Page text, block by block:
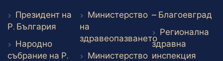
Президент на
Р. България Външен линк
Народно
събрание на Р.
Министерство
на
здравеопазването
Външен линк
Министерство
– Благоевград
Регионална
здравна
инспекция